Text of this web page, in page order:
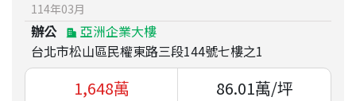
114年03月
辦公
亞洲企業大樓
台北市松山區民權東路三段144號七樓之1
1,648萬 86.01萬/坪